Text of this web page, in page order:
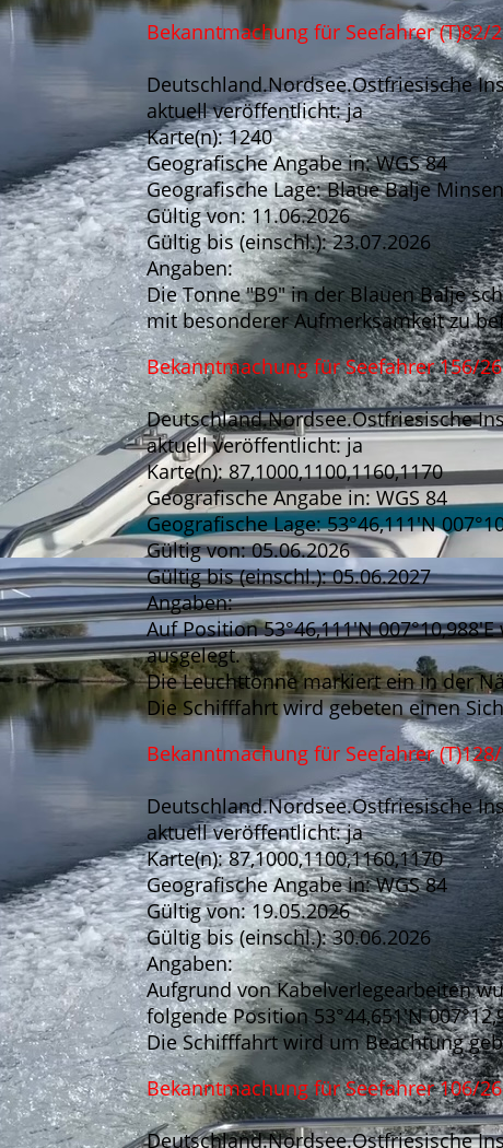
Bekanntmachung für Seefahrer (T)82/
Deutschland.Nordsee.Ostfriesische
aktuell veröffentlicht: ja
Karte(n): 1240
Geografische Angabe in: WGS 84
Geografische Lage: Blaue Balje
Gültig von: 11.06.2026
Gültig bis (einschl.): 23.07.2026
Angaben:
Die Tonne "B9" in der Blauen Balje
mit besonderer Aufmerksamkeit zu
Bekanntmachung für Seefahrer 156/
Deutschland.Nordsee.Ostfriesische
aktuell veröffentlicht: ja
Karte(n): 87,1000,1100,1160,1170
Geografische Angabe in: WGS 84
Geografische Lage: 53°46,111'N
Gültig von: 05.06.2026
Gültig bis (einschl.): 05.06.2027
Angaben:
Auf Position 53°46,111'N
ausgelegt.
Die Leuchttonne markiert ein in der
Die Schifffahrt wird gebeten einen
Bekanntmachung für Seefahrer
Deutschland.Nordsee.Ostfriesische
aktuell veröffentlicht: ja
Karte(n): 87,1000,1100,1160,1170
Geografische Angabe in: WGS 84
Gültig von: 19.05.2026
Gültig bis (einschl.): 30.06.2026
Angaben:
Aufgrund von Kabelverlegearbeiten
folgende Position 53°44,651'N
Die Schifffahrt wird um Beachtung
Bekanntmachung für Seefahrer 106/
Deutschland.Nordsee.Ostfriesische